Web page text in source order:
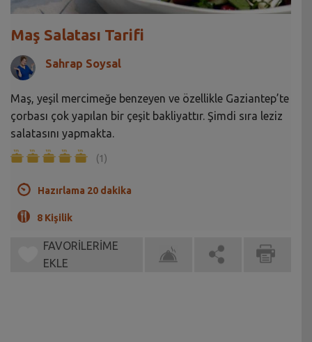
Maş Salatası Tarifi
Sahrap Soysal
Maş, yeşil mercimeğe benzeyen ve özellikle Gaziantep’te
çorbası çok yapılan bir çeşit bakliyattır. Şimdi sıra leziz
salatasını yapmakta.
(1)
Hazırlama 20 dakika
8 Kişilik
FAVORİLERİME
EKLE